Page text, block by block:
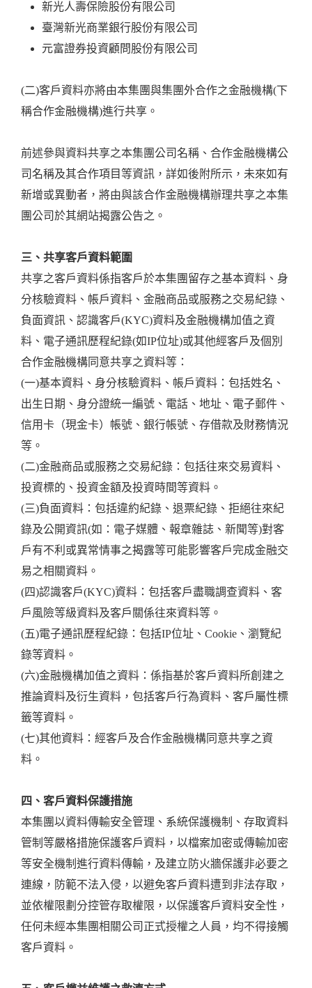
新光人壽保險股份有限公司
臺灣新光商業銀行股份有限公司
元富證券投資顧問股份有限公司
(二)客戶資料亦將由本集團與集團外合作之金融機構(下
稱合作金融機構)進行共享。
前述參與資料共享之本集團公司名稱、合作金融機構公
司名稱及其合作項目等資訊，詳如後附所示，未來如有
新增或異動者，將由與該合作金融機構辦理共享之本集
團公司於其網站揭露公告之。
三、共享客戶資料範圍
共享之客戶資料係指客戶於本集團留存之基本資料、身
分核驗資料、帳戶資料、金融商品或服務之交易紀錄、
負面資訊、認識客戶(KYC)資料及金融機構加值之資
料、電子通訊歷程紀錄(如IP位址)或其他經客戶及個別
合作金融機構同意共享之資料等：
(一)基本資料、身分核驗資料、帳戶資料：包括姓名、
出生日期、身分證統一編號、電話、地址、電子郵件、
信用卡（現金卡）帳號、銀行帳號、存借款及財務情況
等。
(二)金融商品或服務之交易紀錄：包括往來交易資料、
投資標的、投資金額及投資時間等資料。
(三)負面資料：包括違約紀錄、退票紀錄、拒絕往來紀
錄及公開資訊(如：電子媒體、報章雜誌、新聞等)對客
戶有不利或異常情事之揭露等可能影響客戶完成金融交
易之相關資料。
(四)認識客戶(KYC)資料：包括客戶盡職調查資料、客
戶風險等級資料及客戶關係往來資料等。
(五)電子通訊歷程紀錄：包括IP位址、Cookie、瀏覽紀
錄等資料。
(六)金融機構加值之資料：係指基於客戶資料所創建之
推論資料及衍生資料，包括客戶行為資料、客戶屬性標
籤等資料。
(七)其他資料：經客戶及合作金融機構同意共享之資
料。
四、客戶資料保護措施
本集團以資料傳輸安全管理、系統保護機制、存取資料
管制等嚴格措施保護客戶資料，以檔案加密或傳輸加密
等安全機制進行資料傳輸，及建立防火牆保護非必要之
連線，防範不法入侵，以避免客戶資料遭到非法存取，
並依權限劃分控管存取權限，以保護客戶資料安全性，
任何未經本集團相關公司正式授權之人員，均不得接觸
客戶資料。